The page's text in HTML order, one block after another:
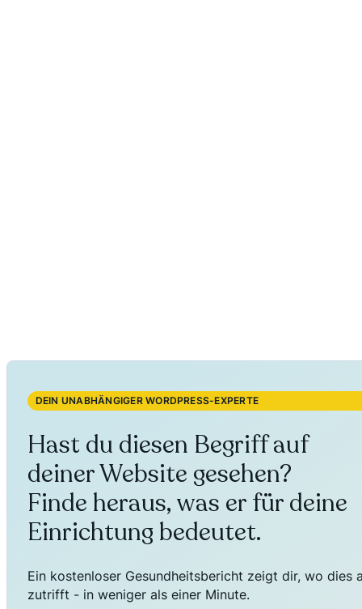
DEIN UNABHÄNGIGER WORDPRESS-EXPERTE
Hast du diesen Begriff auf
deiner Website gesehen?
Finde heraus, was er für deine
Einrichtung bedeutet.
Ein kostenloser Gesundheitsbericht zeigt dir, wo dies
zutrifft - in weniger als einer Minute.